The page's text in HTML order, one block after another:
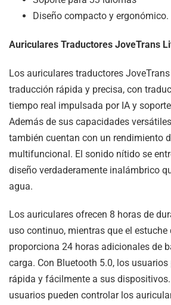
Diseño compacto y ergonómico.
Auriculares Traductores JoveTrans
Los auriculares traductores
traducción rápida y precisa, con
tiempo real impulsada por IA y
Además de sus capacidades
también cuentan con un rendimiento
multifuncional. El sonido nítido se
diseño verdaderamente inalámbrico
agua.
Los auriculares ofrecen 8 horas de
uso continuo, mientras que el
proporciona 24 horas adicionales de
carga. Con Bluetooth 5.0, los
rápida y fácilmente a sus
usuarios pueden controlar los